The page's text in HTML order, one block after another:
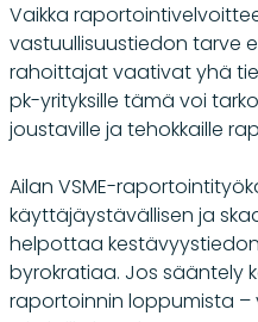
Vaikka
vastuullisuustiedon tarve
rahoittajat vaativat yhä
pk-yrityksille tämä voi
joustaville ja tehokkaille
Ailan VSME-
käyttäjäystävällisen ja
helpottaa
byrokratiaa. Jos sääntely
raportoinnin loppumista